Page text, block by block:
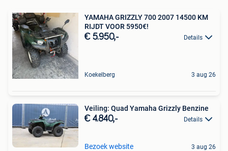
YAMAHA GRIZZLY 700 2007 14500 KM
RIJDT VOOR 5950€!
€ 5.950,- Details
Koekelberg 3 aug 26
Veiling: Quad Yamaha Grizzly Benzine
€ 4.840,- Details
Bezoek website 3 aug 26